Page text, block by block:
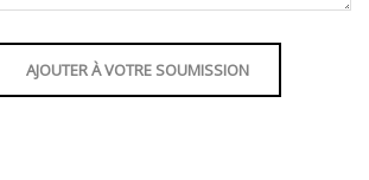
AJOUTER À VOTRE SOUMISSION